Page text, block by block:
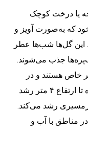
یا درخت کوچک
که به‌صورت آویز و
این گل‌ها شب‌ها عطر
جذب می‌شوند.
خاص هستند و در
لمس بوی تند و خوشی می‌دهند. این گیاه تا ارتفاع ۴ متر رشد
رشد می‌کند.
مناطق با آب و